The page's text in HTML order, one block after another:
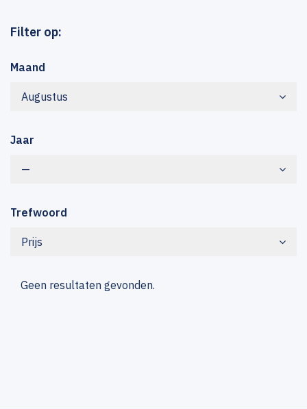
Filter op:
Maand
Augustus
Jaar
—
Trefwoord
Prijs
Geen resultaten gevonden.